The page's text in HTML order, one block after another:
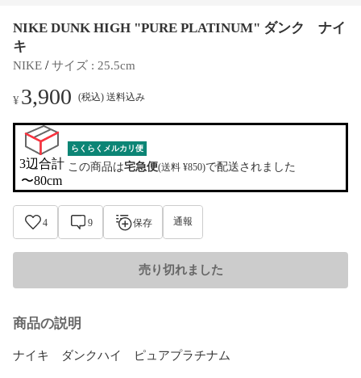
NIKE DUNK HIGH "PURE PLATINUM" ダンク ナイ
キ
NIKE / サイズ : 25.5cm
¥3,900 (税込) 送料込み
3辺合計
〜80cm
らくらくメルカリ便
この商品は宅急便(送料 ¥850)で配送されました
4 9 保存 通報
売り切れました
商品の説明
ナイキ　ダンクハイ　ピュアプラチナム